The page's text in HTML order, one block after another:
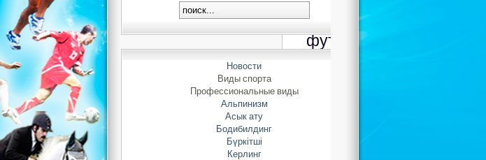
Кубок «Жигера» по
футболу посвященный
Новости
Виды спорта
Профессиональные виды
Альпинизм
Асык ату
Бодибилдинг
Бүркітші
Керлинг